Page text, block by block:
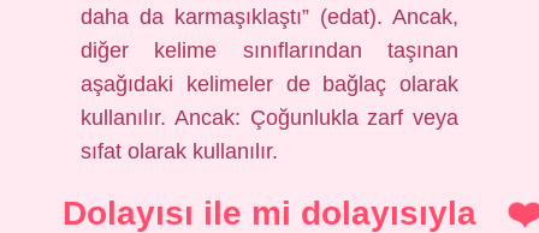
daha da karmaşıklaştı” (edat). Ancak,
diğer kelime sınıflarından taşınan
aşağıdaki kelimeler de bağlaç olarak
kullanılır. Ancak: Çoğunlukla zarf veya
sıfat olarak kullanılır.
Dolayısı ile mi dolayısıyla